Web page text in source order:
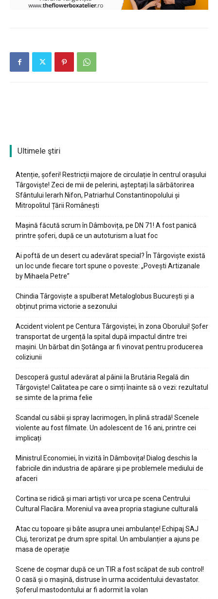
Ultimele ştiri
Atenție, șoferi! Restricții majore de circulație în centrul orașului
Târgoviște! Zeci de mii de pelerini, așteptați la sărbătorirea
Sfântului Ierarh Nifon, Patriarhul Constantinopolului și
Mitropolitul Țării Românești
Mașină făcută scrum în Dâmbovița, pe DN 71! A fost panică
printre șoferi, după ce un autoturism a luat foc
Ai poftă de un desert cu adevărat special? În Târgoviște există
un loc unde fiecare tort spune o poveste: „Povești Artizanale
by Mihaela Petre”
Chindia Târgoviște a spulberat Metaloglobus București și a
obținut prima victorie a sezonului
Accident violent pe Centura Târgoviștei, în zona Oborului! Șofer
transportat de urgență la spital după impactul dintre trei
mașini. Un bărbat din Șotânga ar fi vinovat pentru producerea
coliziunii
Descoperă gustul adevărat al pâinii la Brutăria Regală din
Târgoviște! Calitatea pe care o simți înainte să o vezi: rezultatul
se simte de la prima felie
Scandal cu săbii și spray lacrimogen, în plină stradă! Scenele
violente au fost filmate. Un adolescent de 16 ani, printre cei
implicați
Ministrul Economiei, în vizită în Dâmbovița! Dialog deschis la
fabricile din industria de apărare și pe problemele mediului de
afaceri
Cortina se ridică și mari artiști vor urca pe scena Centrului
Cultural Flacăra. Moreniul va avea propria stagiune culturală
Atac cu topoare și bâte asupra unei ambulanțe! Echipaj SAJ
Cluj, terorizat pe drum spre spital. Un ambulanțier a ajuns pe
masa de operație
Scene de coșmar după ce un TIR a fost scăpat de sub control!
O casă și o mașină, distruse în urma accidentului devastator.
Șoferul mastodontului ar fi adormit la volan